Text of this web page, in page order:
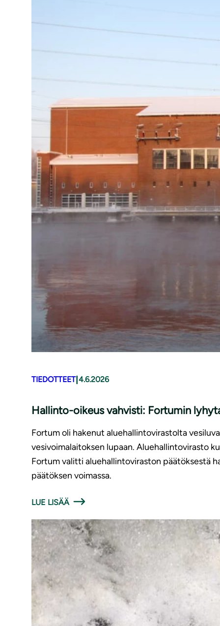
TIEDOTTEET|4.6.2026
Hallinto-oikeus vahvisti: Fortumin
Fortum oli hakenut aluehallintovirastolta
vesivoimalaitoksen lupaan. Aluehallintovirasto
Fortum valitti aluehallintoviraston päätöksestä
päätöksen voimassa.
LUE LISÄÄ